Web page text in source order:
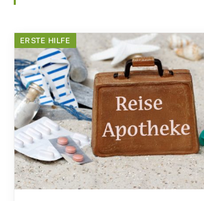
ERSTE HILFE